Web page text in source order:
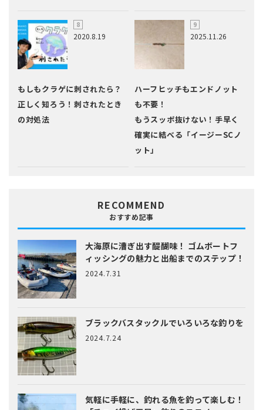
2020.8.19
もしもクラゲに刺されたら？
正しく知ろう！刺されたとき
の対処法
2025.11.26
ハーフヒッチもエンドノット
も不要！
もうスッポ抜けない！手早く
確実に結べる「イージーSCノ
ット」
RECOMMEND
おすすめ記事
大海原に漕ぎ出す醍醐味！ ゴムボートフ
ィッシングの魅力と出船までのステップ！
2024.7.31
ブラックバスタックルでいろいろな釣りを
2024.7.24
気軽に手軽に、釣れる魚を釣って楽しむ！